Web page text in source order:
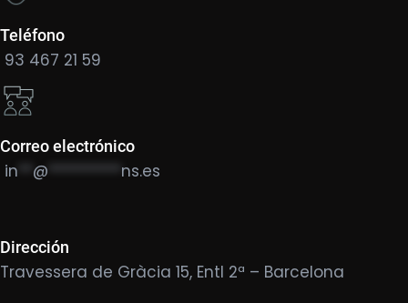
Teléfono
93 467 21 59
Correo electrónico
in @ ********** ns.es
Dirección
Travessera de Gràcia 15, Entl 2ª – Barcelona